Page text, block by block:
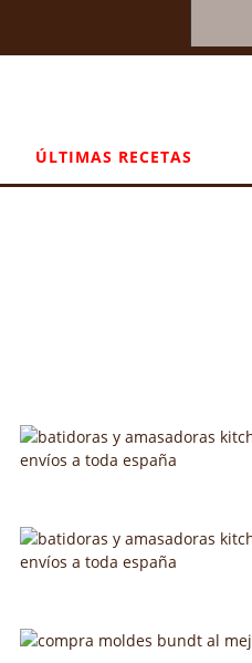
ÚLTIMAS RECETAS